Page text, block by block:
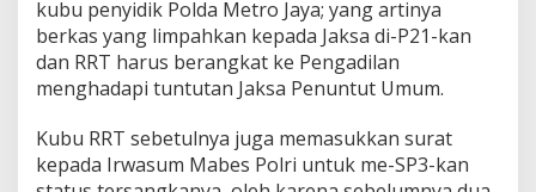
kubu penyidik Polda Metro Jaya; yang artinya
berkas yang limpahkan kepada Jaksa di-P21-kan
dan RRT harus berangkat ke Pengadilan
menghadapi tuntutan Jaksa Penuntut Umum.
Kubu RRT sebetulnya juga memasukkan surat
kepada Irwasum Mabes Polri untuk me-SP3-kan